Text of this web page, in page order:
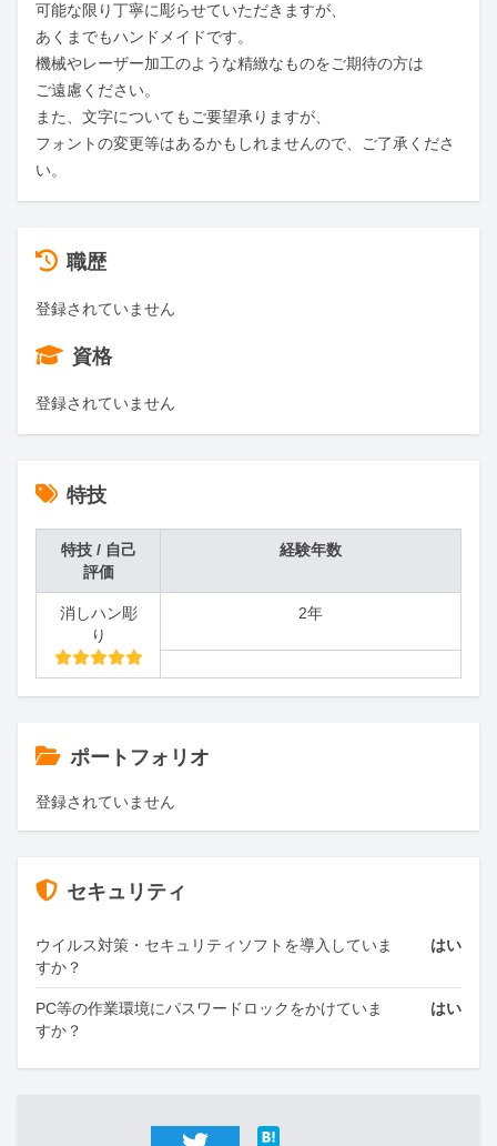
可能な限り丁寧に彫らせていただきますが、
あくまでもハンドメイドです。
機械やレーザー加工のような精緻なものをご期待の方は
ご遠慮ください。
また、文字についてもご要望承りますが、
フォントの変更等はあるかもしれませんので、ご了承くださ
い。
職歴
登録されていません
資格
登録されていません
特技
特技 / 自己
評価
経験年数
消しハン彫
り
2年
ポートフォリオ
登録されていません
セキュリティ
ウイルス対策・セキュリティソフトを導入していま
すか？
はい
PC等の作業環境にパスワードロックをかけていま
すか？
はい